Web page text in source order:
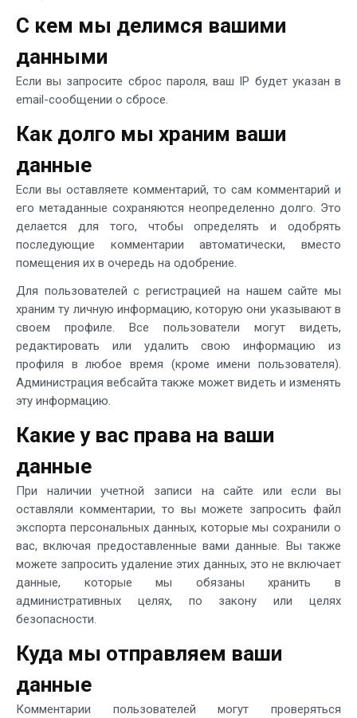
С кем мы делимся вашими
данными
Если вы запросите сброс пароля, ваш IP будет указан в
email-сообщении о сбросе.
Как долго мы храним ваши
данные
Если вы оставляете комментарий, то сам комментарий и
его метаданные сохраняются неопределенно долго. Это
делается для того, чтобы определять и одобрять
последующие комментарии автоматически, вместо
помещения их в очередь на одобрение.
Для пользователей с регистрацией на нашем сайте мы
храним ту личную информацию, которую они указывают в
своем профиле. Все пользователи могут видеть,
редактировать или удалить свою информацию из
профиля в любое время (кроме имени пользователя).
Администрация вебсайта также может видеть и изменять
эту информацию.
Какие у вас права на ваши
данные
При наличии учетной записи на сайте или если вы
оставляли комментарии, то вы можете запросить файл
экспорта персональных данных, которые мы сохранили о
вас, включая предоставленные вами данные. Вы также
можете запросить удаление этих данных, это не включает
данные, которые мы обязаны хранить в
административных целях, по закону или целях
безопасности.
Куда мы отправляем ваши
данные
Комментарии пользователей могут проверяться